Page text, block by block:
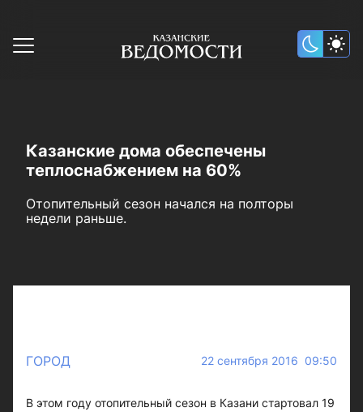
Казанские дома обеспечены
теплоснабжением на 60%
Отопительный сезон начался на полторы
недели раньше.
ГОРОД 22 сентября 2016 09:50
В этом году отопительный сезон в Казани стартовал 19